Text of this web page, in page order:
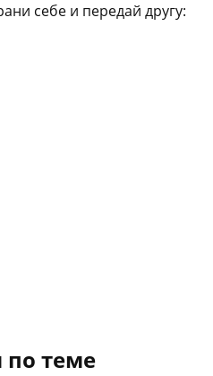
себе и передай другу:
по теме